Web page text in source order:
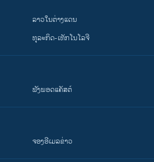
ລາວໃນຕ່າງແດນ
ທຸລະກິດ-ເທັກໂນໂລຈີ
ຟັງພອດແຄັສຕ໌
ຈອງອີເມລຂ່າວ